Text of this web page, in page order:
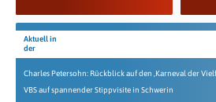
Aktuell in
der
Charles Petersohn: Rückblick auf den ‚Karneval der
VBS auf spannender Stippvisite in Schwerin